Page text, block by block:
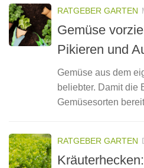
RATGEBER GARTEN
Gemüse
Pikieren und
Gemüse aus dem
beliebter. Damit die
Gemüsesorten
RATGEBER GARTEN